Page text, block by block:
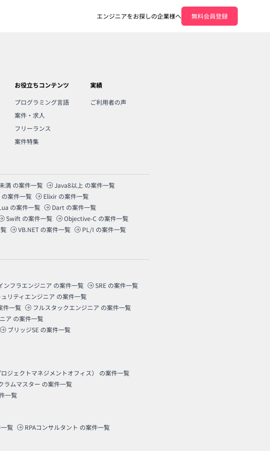
エンジニアをお探しの企業様へ 無料会員登録
お役立ちコンテンツ
プログラミング言語
案件・求人
フリーランス
案件特集
実績
ご利用者の声
満 の案件一覧 Java8以上 の案件一覧
の案件一覧 Elixir の案件一覧
の案件一覧 Dart の案件一覧
Swift の案件一覧 Objective-C の案件一覧
VB.NET の案件一覧 PL/I の案件一覧
ンフラエンジニア の案件一覧 SRE の案件一覧
リティエンジニア の案件一覧
件一覧 フルスタックエンジニア の案件一覧
ア の案件一覧
ブリッジSE の案件一覧
ジェクトマネジメントオフィス）
の案件一覧
ラムマスター の案件一覧
一覧
覧 RPAコンサルタント の案件一覧